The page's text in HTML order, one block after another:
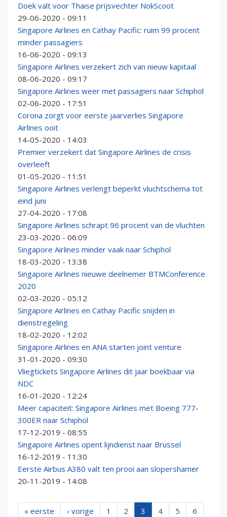
Doek valt voor Thaise prijsvechter NokScoot
29-06-2020 - 09:11
Singapore Airlines en Cathay Pacific: ruim 99 procent
minder passagiers
16-06-2020 - 09:13
Singapore Airlines verzekert zich van nieuw kapitaal
08-06-2020 - 09:17
Singapore Airlines weer met passagiers naar Schiphol
02-06-2020 - 17:51
Corona zorgt voor eerste jaarverlies Singapore
Airlines ooit
14-05-2020 - 14:03
Premier verzekert dat Singapore Airlines de crisis
overleeft
01-05-2020 - 11:51
Singapore Airlines verlengt beperkt vluchtschema tot
eind juni
27-04-2020 - 17:08
Singapore Airlines schrapt 96 procent van de vluchten
23-03-2020 - 06:09
Singapore Airlines minder vaak naar Schiphol
18-03-2020 - 13:38
Singapore Airlines nieuwe deelnemer BTMConference
2020
02-03-2020 - 05:12
Singapore Airlines en Cathay Pacific snijden in
dienstregeling
18-02-2020 - 12:02
Singapore Airlines en ANA starten joint venture
31-01-2020 - 09:30
Vliegtickets Singapore Airlines dit jaar boekbaar via
NDC
16-01-2020 - 12:24
Meer capaciteit: Singapore Airlines met Boeing 777-
300ER naar Schiphol
17-12-2019 - 08:55
Singapore Airlines opent lijndienst naar Brussel
16-12-2019 - 11:30
Eerste Airbus A380 valt ten prooi aan slopershamer
20-11-2019 - 14:08
« eerste ‹ vorige 1 2 3 4 5
6